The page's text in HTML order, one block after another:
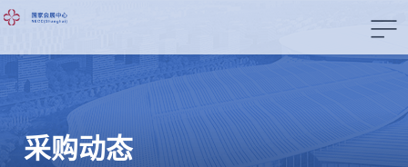
采购动态